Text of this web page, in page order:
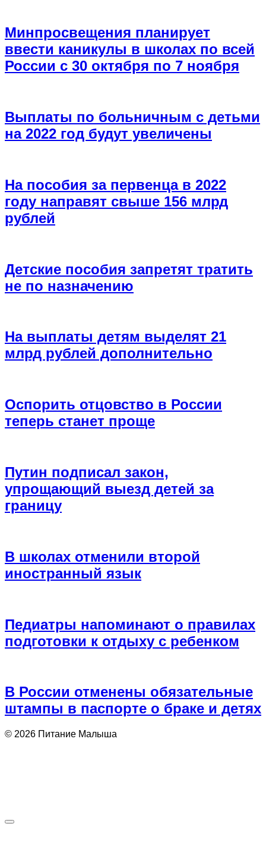
Минпросвещения планирует
ввести каникулы в школах по всей
России с 30 октября по 7 ноября
Выплаты по больничным с детьми
на 2022 год будут увеличены
На пособия за первенца в 2022
году направят свыше 156 млрд
рублей
Детские пособия запретят тратить
не по назначению
На выплаты детям выделят 21
млрд рублей дополнительно
Оспорить отцовство в России
теперь станет проще
Путин подписал закон,
упрощающий выезд детей за
границу
В школах отменили второй
иностранный язык
Педиатры напоминают о правилах
подготовки к отдыху с ребенком
В России отменены обязательные
штампы в паспорте о браке и детях
© 2026 Питание Малыша